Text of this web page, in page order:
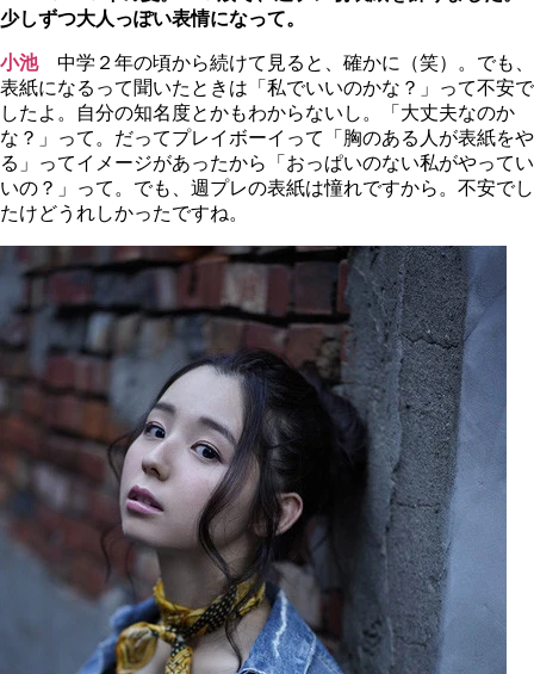
少しずつ大人っぽい表情になって。
小池中学２年の頃から続けて見ると、確かに（笑）。でも、
表紙になるって聞いたときは「私でいいのかな？」って不安で
したよ。自分の知名度とかもわからないし。「大丈夫なのか
な？」って。だってプレイボーイって「胸のある人が表紙をや
る」ってイメージがあったから「おっぱいのない私がやってい
いの？」って。でも、週プレの表紙は憧れですから。不安でし
たけどうれしかったですね。